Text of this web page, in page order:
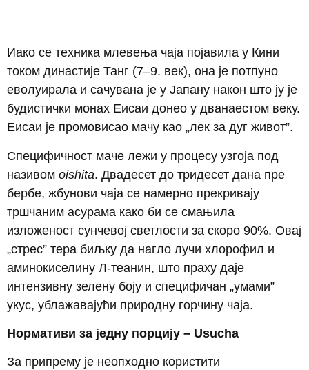
Иако се техника млевења чаја појавила у Кини
током династије Танг (7–9. век), она је потпуно
еволуирала и сачувана је у Јапану након што ју је
будистички монах Еисаи донео у дванаестом веку.
Еисаи је промовисао мачу као „лек за дуг живот”.
Специфичност маче лежи у процесу узгоја под
називом oishita. Двадесет до тридесет дана пре
бербе, жбунови чаја се намерно прекривају
тршчаним асурама како би се смањила
изложеност сунчевој светлости за скоро 90%. Овај
„стрес” тера биљку да нагло лучи хлорофил и
аминокиселину Л-теанин, што праху даје
интензивну зелену боју и специфичан „умами”
укус, ублажавајући природну горчину чаја.
Нормативи за једну порцију – Usucha
За припрему је неопходно користити